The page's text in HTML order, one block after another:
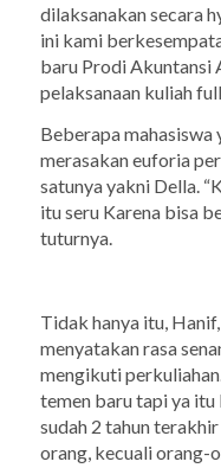
dilaksanakan secara
ini kami
baru Prodi
pelaksanaan kuliah
Beberapa mahasiswa
merasakan euforia
satunya yakni Della.
itu seru Karena bisa
tuturnya.
Tidak hanya itu,
menyatakan rasa
mengikuti
temen baru tapi ya
sudah 2 tahun
orang, kecuali orang-